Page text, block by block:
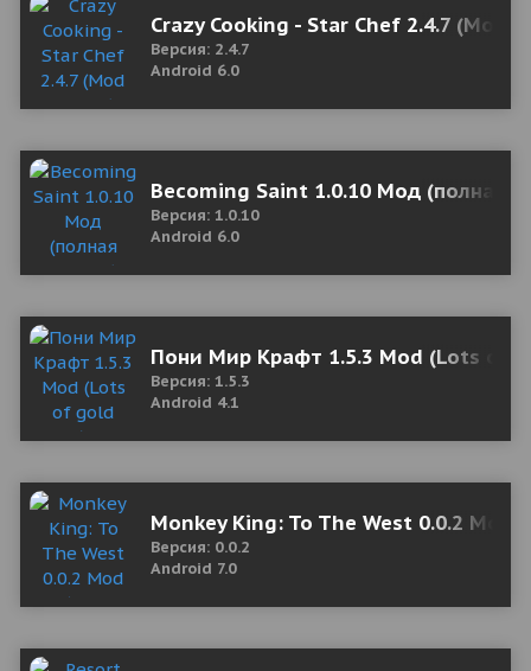
Crazy Cooking - Star Chef 2.4.7 (Mod
Версия: 2.4.7
Android 6.0
Becoming Saint 1.0.10 Мод (полная
Версия: 1.0.10
Android 6.0
Пони Мир Крафт 1.5.3 Mod (Lots of
Версия: 1.5.3
Android 4.1
Monkey King: To The West 0.0.2
Версия: 0.0.2
Android 7.0